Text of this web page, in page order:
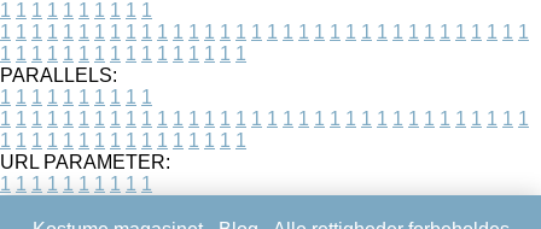
1 1 1 1 1 1 1 1 1 1
1 1 1 1 1 1 1 1 1 1 1 1 1 1 1 1 1 1 1 1 1 1 1 1 1 1 1 1 1 1 1 1 1 1
1 1 1 1 1 1 1 1 1 1 1 1 1 1 1 1
PARALLELS:
1 1 1 1 1 1 1 1 1 1
1 1 1 1 1 1 1 1 1 1 1 1 1 1 1 1 1 1 1 1 1 1 1 1 1 1 1 1 1 1 1 1 1 1
1 1 1 1 1 1 1 1 1 1 1 1 1 1 1 1
URL PARAMETER:
1 1 1 1 1 1 1 1 1 1